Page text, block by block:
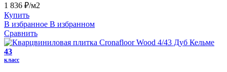
1 836 ₽/м2
Купить
В избранное В избранном
Сравнить
43
класс